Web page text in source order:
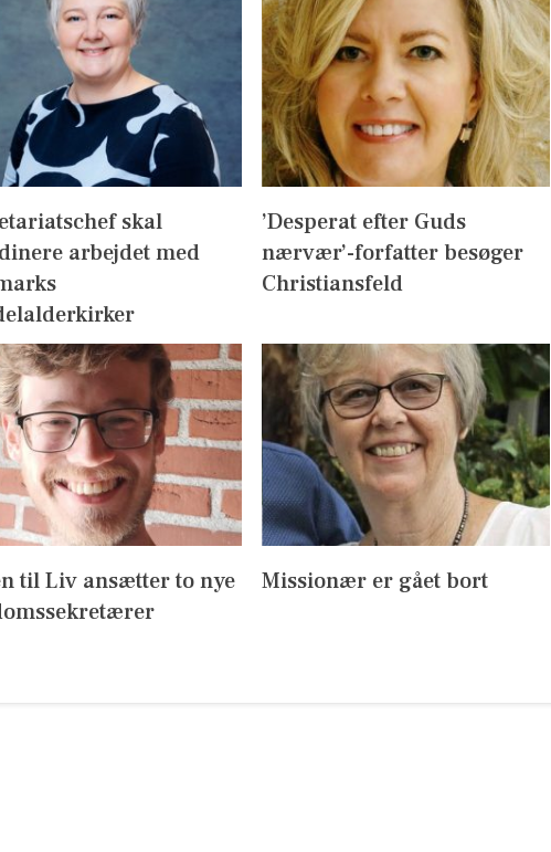
skal
arbejdet med
’Desperat efter Guds
nærvær’-forfatter besøger
Christiansfeld
til Liv ansætter to nye
Missionær er gået bort